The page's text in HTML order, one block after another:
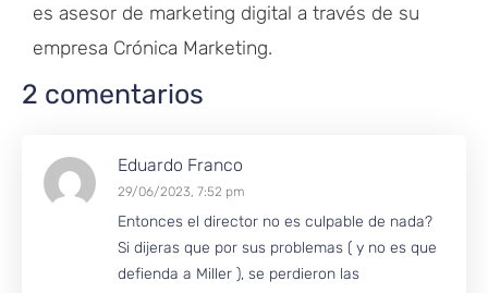
es asesor de marketing digital a través de su
empresa Crónica Marketing.
2 comentarios
Eduardo Franco
29/06/2023, 7:52 pm
Entonces el director no es culpable de nada?
Si dijeras que por sus problemas ( y no es que
defienda a Miller ), se perdieron las